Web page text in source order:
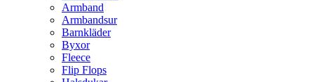
Armband
Armbandsur
Barnkläder
Byxor
Fleece
Flip Flops